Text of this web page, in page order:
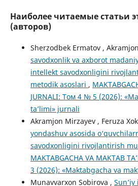
Наиболее читаемые статьи
(авторов)
Sherzodbek Ermatov ,
savodxonlik va axborot
intellekt savodxonligini
metodik asoslari ,
JURNALI: Том 4 № 5 (2026):
ta’limi» jurnali
Akramjon Mirzayev , Feruza
yondashuv asosida
savodxonligini rivojlantirish
MAKTABGACHA VA MAKTAB
3 (2026): «Maktabgacha va
Munavvarxon Sobirova ,